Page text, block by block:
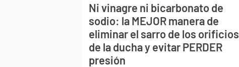
Ni vinagre ni bicarbonato de
sodio: la MEJOR manera de
eliminar el sarro de los orificios
de la ducha y evitar PERDER
presión